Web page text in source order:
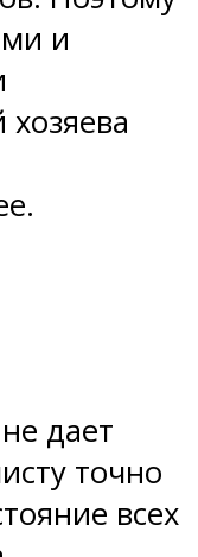
и
дает
точно
всех